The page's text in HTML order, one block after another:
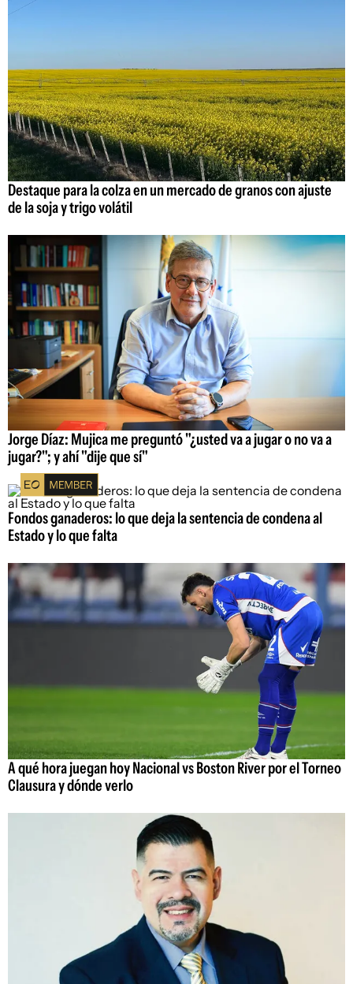
Destaque para la colza en un mercado de granos con ajuste
de la soja y trigo volátil
Jorge Díaz: Mujica me preguntó "¿usted va a jugar o no va a
jugar?"; y ahí "dije que sí"
Fondos ganaderos: lo que deja la sentencia de condena al
Estado y lo que falta
A qué hora juegan hoy Nacional vs Boston River por el Torneo
Clausura y dónde verlo